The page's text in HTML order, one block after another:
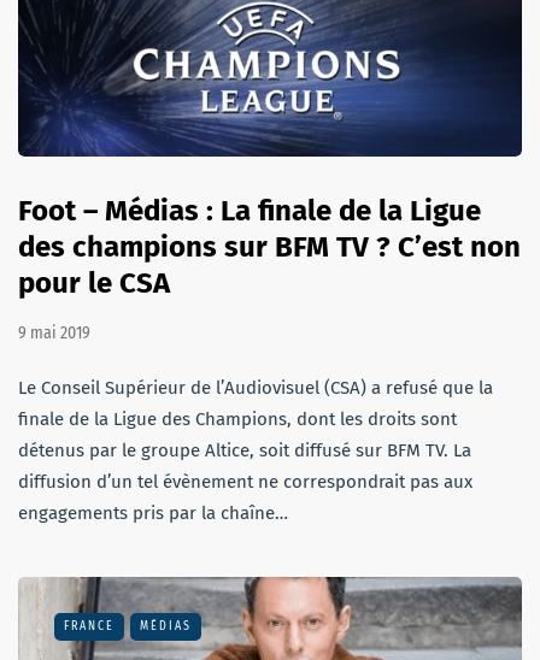
Foot – Médias : La finale de la Ligue
des champions sur BFM TV ? C’est non
pour le CSA
9 mai 2019
Le Conseil Supérieur de l’Audiovisuel (CSA) a refusé que la
finale de la Ligue des Champions, dont les droits sont
détenus par le groupe Altice, soit diffusé sur BFM TV. La
diffusion d’un tel évènement ne correspondrait pas aux
engagements pris par la chaîne…
FRANCE MÉDIAS